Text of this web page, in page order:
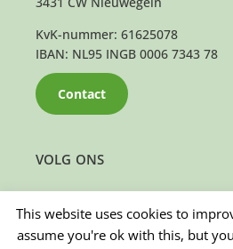
VOLG ONS
KvK-nummer: 61625078
IBAN: NL95 INGB 0006 7343 78
Contact
This website uses cookies to
assume you're ok with this, but